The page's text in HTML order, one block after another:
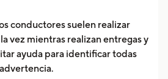
conductores suelen realizar
vez mientras realizan entregas y
ayuda para identificar todas